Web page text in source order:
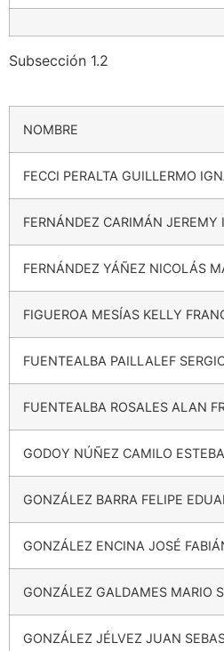
Subsección 1.2
NOMBRE
FECCI PERALTA GUILLERMO
FERNÁNDEZ CARIMÁN JEREMY
FERNÁNDEZ YÁÑEZ NICOLÁS
FIGUEROA MESÍAS KELLY
FUENTEALBA PAILLALEF
FUENTEALBA ROSALES ALAN
GODOY NÚÑEZ CAMILO
GONZÁLEZ BARRA FELIPE
GONZÁLEZ ENCINA JOSÉ
GONZÁLEZ GALDAMES MARIO
GONZÁLEZ JÉLVEZ JUAN